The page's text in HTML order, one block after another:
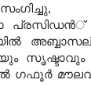
സൃഷ്ടാവും
ഗഫൂര്‍